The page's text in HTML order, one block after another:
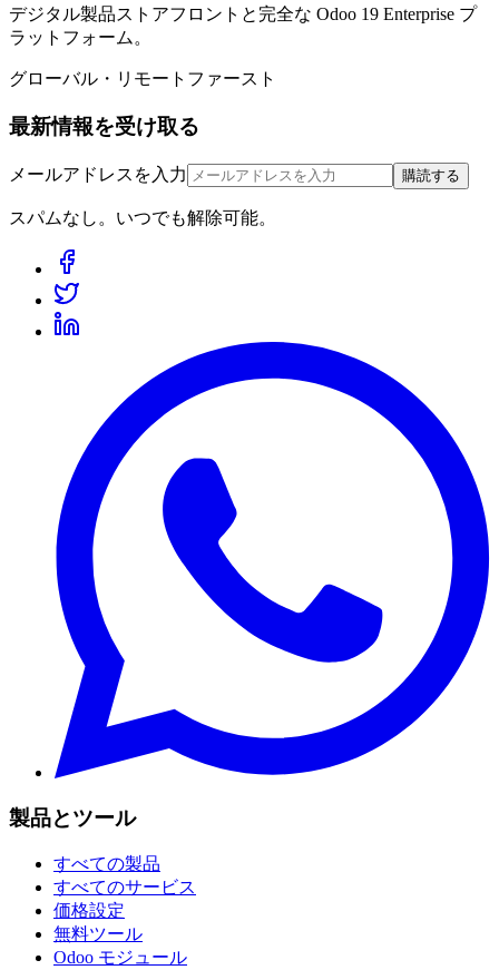
デジタル製品ストアフロントと完全な Odoo 19 Enterprise プ
ラットフォーム。
グローバル・リモートファースト
最新情報を受け取る
メールアドレスを入力 購読する
スパムなし。いつでも解除可能。
製品とツール
すべての製品
すべてのサービス
価格設定
無料ツール
Odoo モジュール